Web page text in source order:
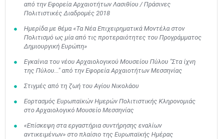
από την Εφορεία Αρχαιοτήτων Λασιθίου / Πράσινες
Πολιτιστικές Διαδρομές 2018
Hμερίδα με θέμα «Τα Νέα Επιχειρηματικά Μοντέλα στον
Πολιτισμό ως μία από τις προτεραιότητες του Προγράμματος
Δημιουργική Ευρώπη»
Εγκαίνια του νέου Αρχαιολογικού Μουσείου Πύλου "Στα ίχνη
της Πύλου..." από την Εφορεία Αρχαιοτήτων Μεσσηνίας
Στιγμές από τη ζωή του Αγίου Νικολάου
Εορτασμός Ευρωπαϊκών Ημερών Πολιτιστικής Κληρονομιάς
στο Αρχαιολογικό Μουσείο Μεσσηνίας
«Επίσκεψη στα εργαστήρια συντήρησης εναλίων
αντικειμένων» στο πλαίσιο της Ευρωπαϊκής Ημέρας